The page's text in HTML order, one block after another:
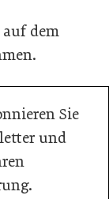
dem
Sie
und